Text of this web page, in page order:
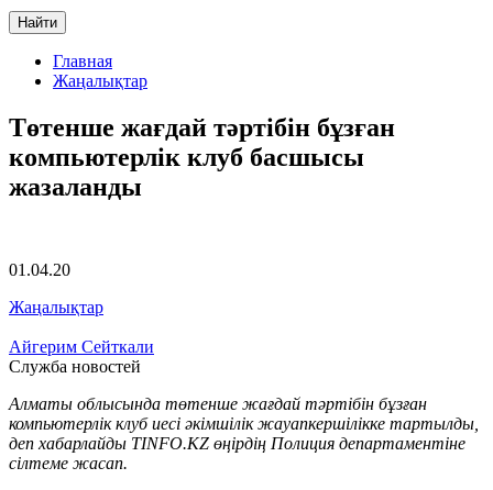
Найти
Главная
Жаңалықтар
Төтенше жағдай тәртібін бұзған
компьютерлік клуб басшысы
жазаланды
01.04.20
Жаңалықтар
Айгерим Сейткали
Служба новостей
Алматы облысында төтенше жағдай тәртібін бұзған
компьютерлік клуб иесі әкімшілік жауапкершілікке тартылды,
деп хабарлайды TINFO.KZ өңірдің Полиция департаментіне
сілтеме жасап.